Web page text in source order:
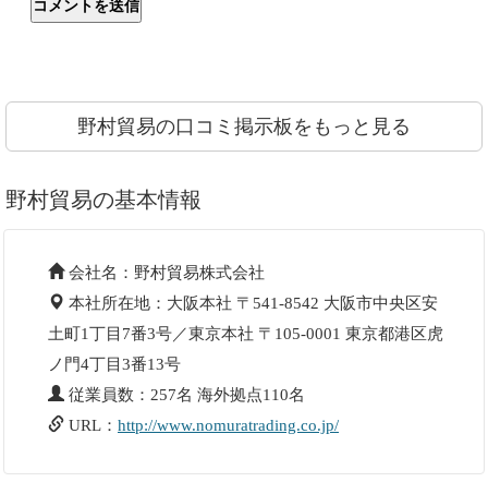
野村貿易の口コミ掲示板をもっと見る
野村貿易の基本情報
会社名：野村貿易株式会社
本社所在地：大阪本社 〒541-8542 大阪市中央区安
土町1丁目7番3号／東京本社 〒105-0001 東京都港区虎
ノ門4丁目3番13号
従業員数：257名 海外拠点110名
URL： http://www.nomuratrading.co.jp/